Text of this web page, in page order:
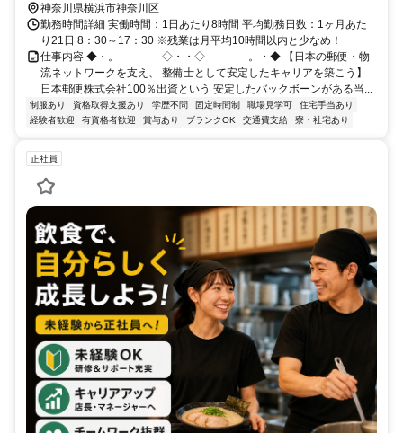
神奈川県横浜市神奈川区
勤務時間詳細 実働時間：1日あたり8時間 平均勤務日数：1ヶ月あた
り21日 8：30～17：30 ※残業は月平均10時間以内と少なめ！
仕事内容 ◆・。――――◇・・◇――――。・◆ 【日本の郵便・物
流ネットワークを支え、 整備士として安定したキャリアを築こう】
日本郵便株式会社100％出資という 安定したバックボーンがある当...
制服あり 資格取得支援あり 学歴不問 固定時間制 職場見学可
住宅手当あり
経験者歓迎
有資格者歓迎 賞与あり ブランクOK 交通費支給 寮・社宅あり
正社員